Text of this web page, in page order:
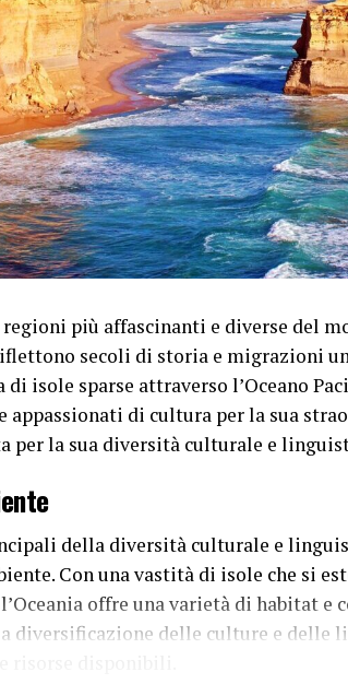
regioni più affascinanti e diverse del
secoli di storia e migrazioni
isole sparse attraverso l’Oceano
di cultura per la sua
per la sua diversità culturale e
della diversità culturale e
Con una vastità di isole che si
l’Oceania offre una varietà di habitat
diversificazione delle culture e delle